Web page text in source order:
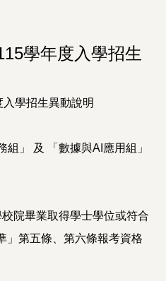
學年度入學招生
學招生異動說明
」 及 「數據與AI應用組」
院畢業取得學士學位或符合
」第五條、第六條報考資格